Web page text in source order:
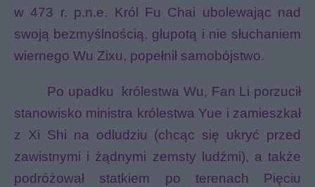
w 473 r. p.n.e. Król Fu Chai ubolewając nad
swoją bezmyślnością, głupotą i nie słuchaniem
wiernego Wu Zixu, popełnił samobójstwo.
Po upadku
królestwa Wu, Fan Li porzucił
stanowisko ministra królestwa Yue i zamieszkał
z Xi Shi na odludziu (chcąc się ukryć przed
zawistnymi i żądnymi zemsty ludźmi), a także
podróżował statkiem po terenach Pięciu